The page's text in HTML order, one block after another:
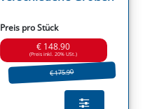
Preis pro Stück
€ 148.90
(Preis inkl. 20% USt.)
€ 175.90